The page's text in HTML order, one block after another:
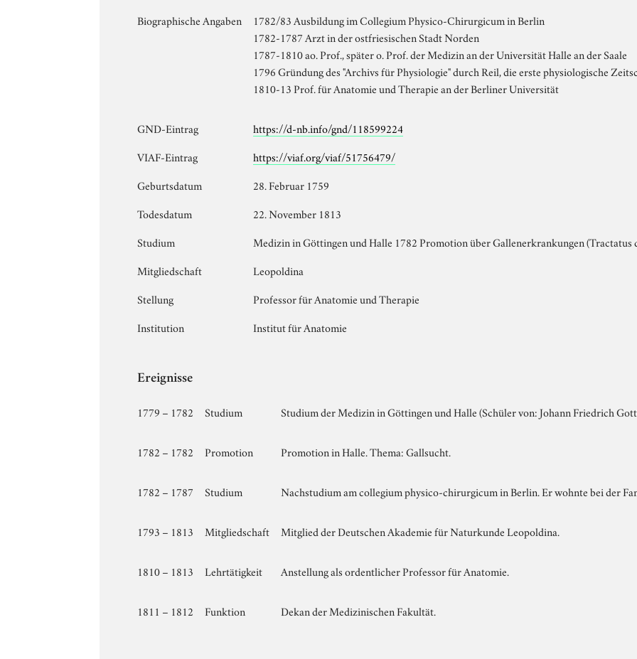
Biographische Angaben
1782/83 Ausbildung im Collegium Physico-Chirurgicum in Berlin
1782-1787 Arzt in der ostfriesischen Stadt Norden
1787-1810 ao. Prof., später o. Prof. der Medizin an der Universität Halle an der Saale
1796 Gründung des "Archivs für Physiologie" durch Reil, die erste physiologische
1810-13 Prof. für Anatomie und Therapie an der Berliner Universität
GND-Eintrag
https://d-nb.info/gnd/118599224
VIAF-Eintrag
https://viaf.org/viaf/51756479/
Geburtsdatum
28. Februar 1759
Todesdatum
22. November 1813
Studium
Medizin in Göttingen und Halle 1782 Promotion über Gallenerkrankungen (Tractatus
Mitgliedschaft
Leopoldina
Stellung
Professor für Anatomie und Therapie
Institution
Institut für Anatomie
Ereignisse
1779 – 1782 Studium Studium der Medizin in Göttingen und Halle (Schüler von: Johann Friedrich
1782 – 1782 Promotion Promotion in Halle. Thema: Gallsucht.
1782 – 1787 Studium Nachstudium am collegium physico-chirurgicum in Berlin. Er wohnte bei der
1793 – 1813 Mitgliedschaft Mitglied der Deutschen Akademie für Naturkunde Leopoldina.
1810 – 1813 Lehrtätigkeit Anstellung als ordentlicher Professor für Anatomie.
1811 – 1812 Funktion Dekan der Medizinischen Fakultät.